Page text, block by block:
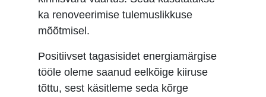
ka renoveerimise tulemuslikkuse
mõõtmisel.
Positiivset tagasisidet energiamärgise
tööle oleme saanud eelkõige kiiruse
tõttu, sest käsitleme seda kõrge